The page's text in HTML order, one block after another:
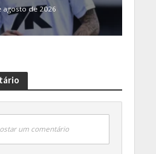
agosto de 2026
um comentário